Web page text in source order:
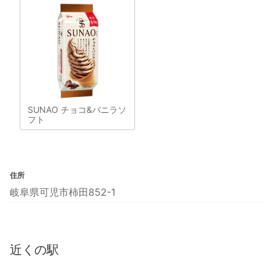
SUNAO チョコ&バニラソ
フト
住所
岐阜県可児市柿田852-1
近くの駅